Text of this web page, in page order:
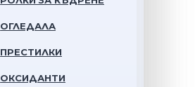
ОГЛЕДАЛА
ПРЕСТИЛКИ
ОКСИДАНТИ